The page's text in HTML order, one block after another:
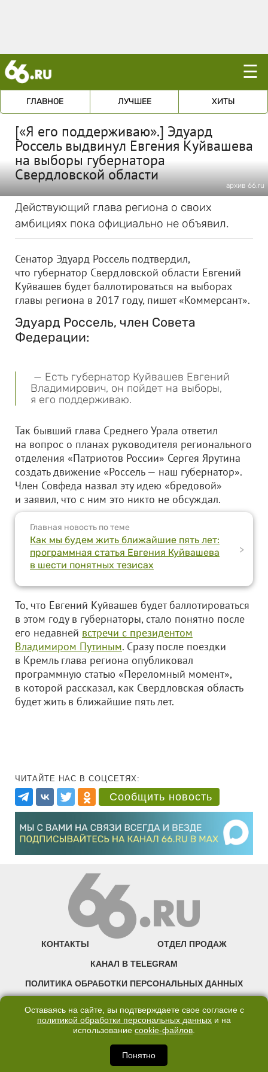
☰
ГЛАВНОЕ ЛУЧШЕЕ ХИТЫ
[«Я его поддерживаю».] Эдуард
Россель выдвинул Евгения Куйвашева
на выборы губернатора
Свердловской области
архив 66.ru
Действующий глава региона о своих
амбициях пока официально не объявил.
Сенатор Эдуард Россель подтвердил,
что губернатор Свердловской области Евгений
Куйвашев будет баллотироваться на выборах
главы региона в 2017 году, пишет «Коммерсант».
Эдуард Россель, член Совета
Федерации:
— Есть губернатор Куйвашев Евгений
Владимирович, он пойдет на выборы,
я его поддерживаю.
Так бывший глава Среднего Урала ответил
на вопрос о планах руководителя регионального
отделения «Патриотов России» Сергея Ярутина
создать движение «Россель — наш губернатор».
Член Совфеда назвал эту идею «бредовой»
и заявил, что с ним это никто не обсуждал.
Главная новость по теме
Как мы будем жить ближайшие пять лет:
программная статья Евгения Куйвашева
в шести понятных тезисах
>
То, что Евгений Куйвашев будет баллотироваться
в этом году в губернаторы, стало понятно после
его недавней встречи с президентом
Владимиром Путиным. Сразу после поездки
в Кремль глава региона опубликовал
программную статью «Переломный момент»,
в которой рассказал, как Свердловская область
будет жить в ближайшие пять лет.
ЧИТАЙТЕ НАС В СОЦСЕТЯХ:
Сообщить новость
КОНТАКТЫ ОТДЕЛ ПРОДАЖ
КАНАЛ В TELEGRAM
ПОЛИТИКА ОБРАБОТКИ ПЕРСОНАЛЬНЫХ ДАННЫХ
©2007—2025 66.RU. Воспроизведение, сообщение, доведение до всеобщего
правообладателя запрещено. Сетевое издание «Современный портал
Екатеринбурга — «66.ru» (18+) зарегистрировано Федеральной службой по
надзору в сфере связи, информационных технологий и массовых коммуникаций
Оставаясь на сайте, вы подтверждаете свое согласие с
политикой обработки персональных данных и на
использование cookie-файлов.
Понятно